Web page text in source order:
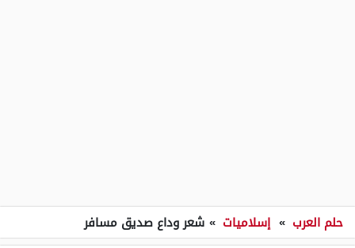
حلم العرب » إسلاميات » شعر وداع صديق مسافر